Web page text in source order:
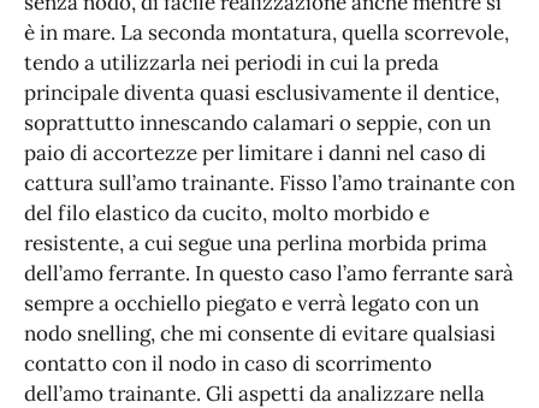
è in mare. La seconda montatura, quella scorrevole,
tendo a utilizzarla nei periodi in cui la preda
principale diventa quasi esclusivamente il dentice,
soprattutto innescando calamari o seppie, con un
paio di accortezze per limitare i danni nel caso di
cattura sull’amo trainante. Fisso l’amo trainante con
del filo elastico da cucito, molto morbido e
resistente, a cui segue una perlina morbida prima
dell’amo ferrante. In questo caso l’amo ferrante sarà
sempre a occhiello piegato e verrà legato con un
nodo snelling, che mi consente di evitare qualsiasi
contatto con il nodo in caso di scorrimento
dell’amo trainante. Gli aspetti da analizzare nella